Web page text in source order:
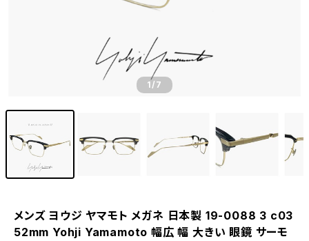
1/7
メンズ ヨウジ ヤマモト メガネ 日本製 19-0088 3 c03
52mm Yohji Yamamoto 幅広 幅 大きい 眼鏡 サーモ